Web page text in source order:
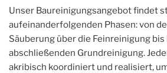
Unser Baureinigungsangebot findet
aufeinanderfolgenden Phasen: von
Säuberung über die Feinreinigung bis
abschließenden Grundreinigung.
akribisch koordiniert und realisiert,